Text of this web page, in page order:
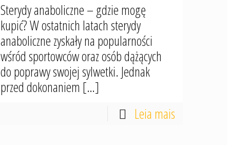
Sterydy anaboliczne – gdzie mogę
kupić? W ostatnich latach sterydy
anaboliczne zyskały na popularności
wśród sportowców oraz osób dążących
do poprawy swojej sylwetki. Jednak
przed dokonaniem […]
Leia mais